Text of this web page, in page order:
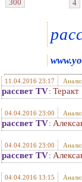
300
4
11.04.2016 23:17
рассвет TV:
04.04.2016 23:00
рассвет TV:
04.04.2016 23:00
рассвет TV:
04.04.2016 13:15